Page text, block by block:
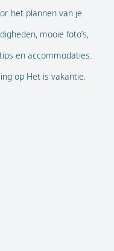
het plannen van je
mooie foto’s,
en accommodaties.
op Het is vakantie.